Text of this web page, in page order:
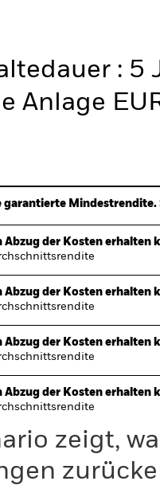
: 5
Anlage
garantierte
Abzug der Kosten erhalten
Abzug der Kosten erhalten
Abzug der Kosten erhalten
Abzug der Kosten erhalten
zeigt,